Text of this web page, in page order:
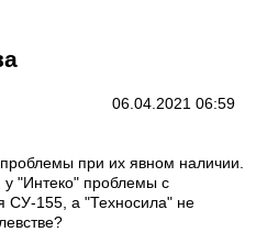
06.04.2021 06:59
при их явном наличии.
у "Интеко" проблемы с
СУ-155, а "Техносила" не